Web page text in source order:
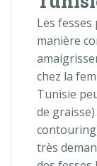
Les fesses
manière
chez la
Tunisie
de
très